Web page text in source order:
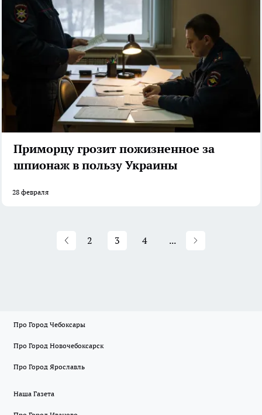
Приморцу грозит пожизненное за
шпионаж в пользу Украины
28 февраля
2 3 4 ...
Про Город Чебоксары
Про Город Новочебоксарск
Про Город Ярославль
Наша Газета